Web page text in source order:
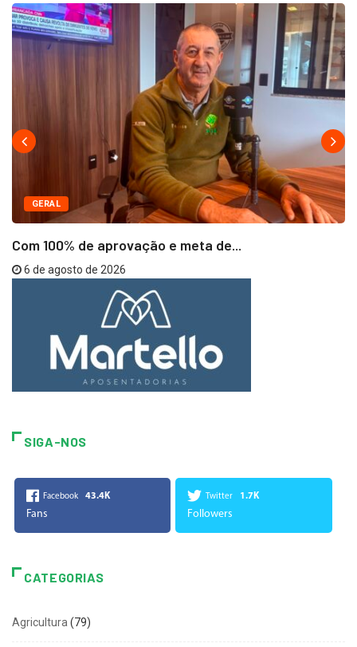
GERAL
Com 100% de aprovação e meta de...
6 de agosto de 2026
SIGA-NOS
Facebook 43.4K
Fans
Twitter 1.7K
Followers
CATEGORIAS
Agricultura (79)